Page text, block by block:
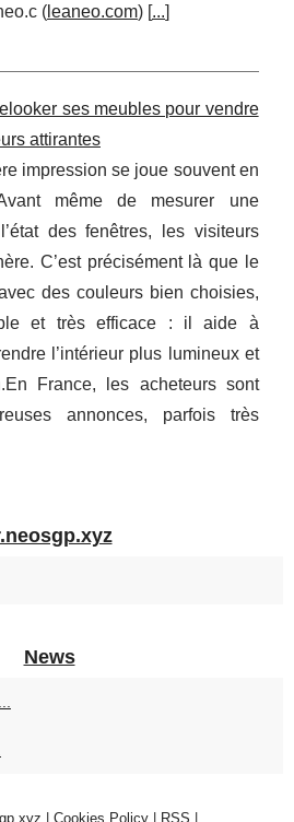
( leaneo.com) [...]
ses meubles pour vendre
attirantes
impression se joue souvent en
même de mesurer une
des fenêtres, les visiteurs
C’est précisément là que le
des couleurs bien choisies,
et très efficace : il aide à
l’intérieur plus lumineux et
France, les acheteurs sont
annonces, parfois très
News
Cookies Policy| RSS